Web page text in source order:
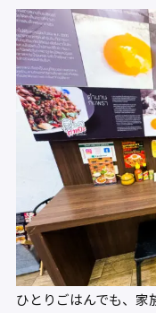
ひとりごはんでも、家